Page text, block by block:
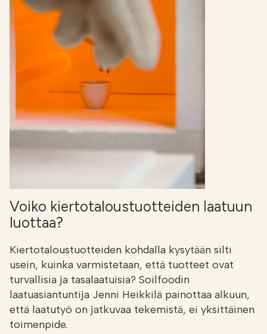
Voiko kiertotaloustuotteiden laatuun
luottaa?
Kiertotaloustuotteiden kohdalla kysytään silti
usein, kuinka varmistetaan, että tuotteet ovat
turvallisia ja tasalaatuisia? Soilfoodin
laatuasiantuntija Jenni Heikkilä painottaa alkuun,
että laatutyö on jatkuvaa tekemistä, ei yksittäinen
toimenpide.